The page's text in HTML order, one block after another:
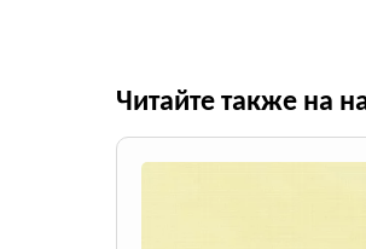
Читайте также на